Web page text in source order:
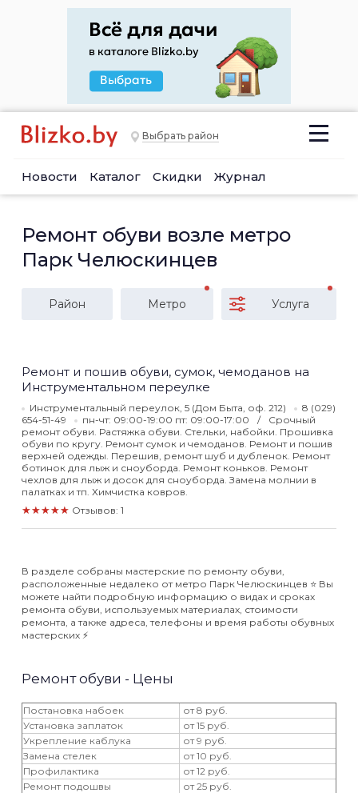
Выбрать район
Новости Каталог Скидки Журнал
Ремонт обуви возле метро
Парк Челюскинцев
Район Метро Услуга
Ремонт и пошив обуви, сумок, чемоданов на
Инструментальном переулке
Инструментальный переулок, 5 (Дом Быта, оф. 212)
8 (029)
654-51-49
пн-чт: 09:00-19:00 пт: 09:00-17:00
Срочный
ремонт обуви. Растяжка обуви. Стельки, набойки. Прошивка
обуви по кругу. Ремонт сумок и чемоданов. Ремонт и пошив
верхней одежды. Перешив, ремонт шуб и дубленок. Ремонт
ботинок для лыж и сноуборда. Ремонт коньков. Ремонт
чехлов для лыж и досок для сноуборда. Замена молнии в
палатках и тп. Химчистка ковров.
★★★★★ Отзывов: 1
В разделе собраны мастерские по ремонту обуви,
расположенные недалеко от метро Парк Челюскинцев ⭐️ Вы
можете найти подробную информацию о видах и сроках
ремонта обуви, используемых материалах, стоимости
ремонта, а также адреса, телефоны и время работы обувных
мастерских ⚡️
Ремонт обуви - Цены
Постановка набоек
от 8 руб.
Установка заплаток
от 15 руб.
Укрепление каблука
от 9 руб.
Замена стелек
от 10 руб.
Профилактика
от 12 руб.
Ремонт подошвы
от 25 руб.